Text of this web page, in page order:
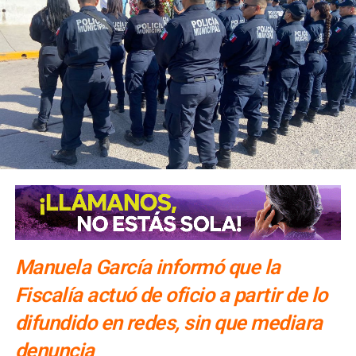
El número exacto de paquetes vendidos o apartados por
las agencias solo se conocerá al cierre de la temporada,
dijo Alonso.
También lee:Gallardo arranca operativo de seguridad para
Fenapo 2026
Manuela García informó que la
Fiscalía actuó de oficio a partir de lo
difundido en redes, sin que mediara
denuncia